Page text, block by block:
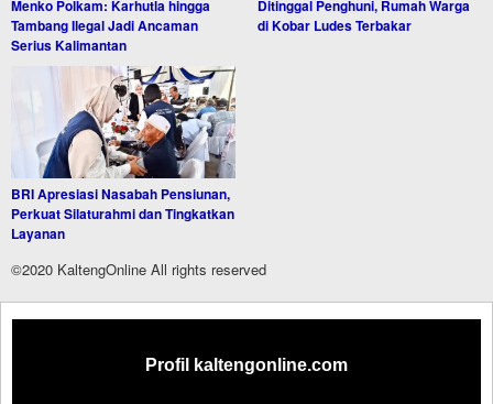
Menko Polkam: Karhutla hingga
Tambang Ilegal Jadi Ancaman
Serius Kalimantan
Ditinggal Penghuni, Rumah Warga
di Kobar Ludes Terbakar
BRI Apresiasi Nasabah Pensiunan,
Perkuat Silaturahmi dan Tingkatkan
Layanan
©2020 KaltengOnline All rights reserved
Profil kaltengonline.com